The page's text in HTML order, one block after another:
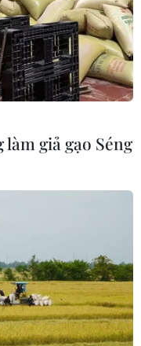
địa
giả gạo Séng